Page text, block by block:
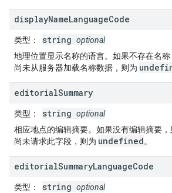
displayNameLanguageCode
类型 ： string optional
地理位置显示名称的语言。如果不存在名称
尚未从服务器加载名称数据，则为
editorialSummary
类型 ： string optional
相应地点的编辑摘要。如果没有编辑摘要，
尚未请求此字段，则为 undefined。
editorialSummaryLanguageCode
类型 ： string optional